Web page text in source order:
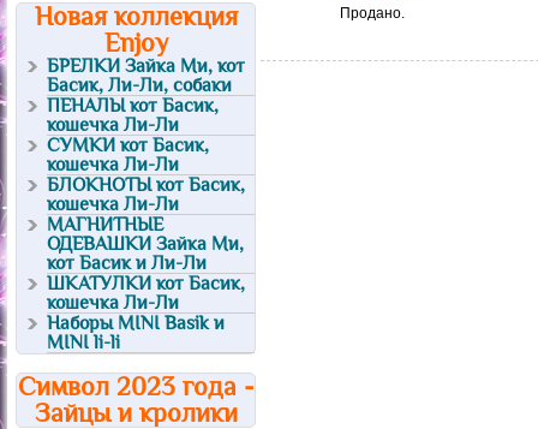
Новая коллекция
Enjoy
БРЕЛКИ Зайка Ми, кот
Басик, Ли-Ли, собаки
ПЕНАЛЫ кот Басик,
кошечка Ли-Ли
СУМКИ кот Басик,
кошечка Ли-Ли
БЛОКНОТЫ кот Басик,
кошечка Ли-Ли
МАГНИТНЫЕ
ОДЕВАШКИ Зайка Ми,
кот Басик и Ли-Ли
ШКАТУЛКИ кот Басик,
кошечка Ли-Ли
Наборы MINI Basik и
MINI li-li
Символ 2023 года -
Зайцы и кролики
Продано.